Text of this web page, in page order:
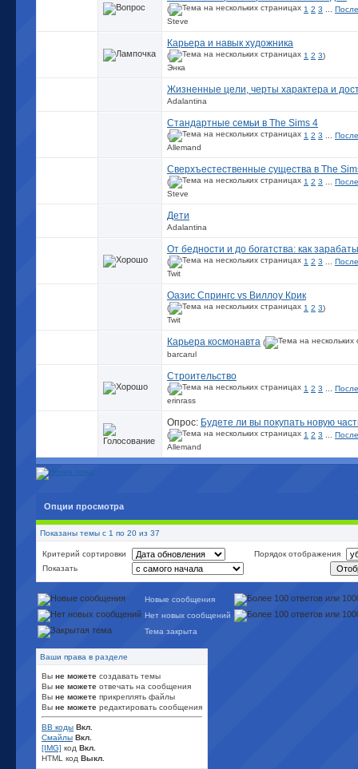
( 1 2 3
Steve
Карьера и навык художника
( 1 2 3)
Энка
Жизненные цели, черты характера и
Adalantina
Стандартные семьи в The Sims 4
( 1 2 3
Allemand
Сверхъестественные существа в The
( 1 2 3
Steve
Дети
Adalantina
От бедности и до богатства: как
( 1 2 3
Twit
Оазис Спрингс vs Виллоу Крик
( 1 2 3)
Twit
Карьера космонавта (
barcarul
Строительство
( 1 2 3
erinrass
Опрос: Будете ли вы покупать новую
( 1 2 3
Allemand
Опции просмотра
Показаны темы с 1 по 20 из 37
Критерий сортировки
Порядок отображения
Показать
Новые сообщения
Нет новых сообщений
Тема закрыта
Ваши права в разделе
Вы не можете создавать темы
Вы не можете отвечать на сообщения
Вы не можете прикреплять файлы
Вы не можете редактировать сообщения
BB коды Вкл.
Смайлы Вкл.
[IMG] код Вкл.
HTML код Выкл.